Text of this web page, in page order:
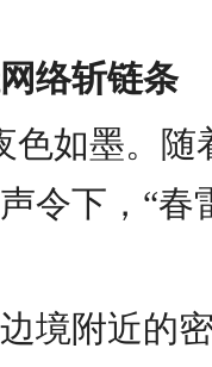
络斩链条
色如墨。
令下，“春
境附近的